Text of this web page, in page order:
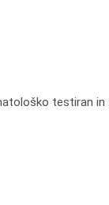
testiran